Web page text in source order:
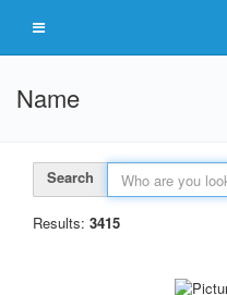
Name
Search
Results: 3415